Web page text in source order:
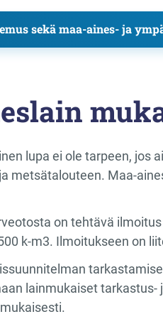
sekä maa-aines- ja
lupa ei ole tarpeen,
metsätalouteen. Maa-
on tehtävä
k-m3. Ilmoitukseen on
lainmukaiset